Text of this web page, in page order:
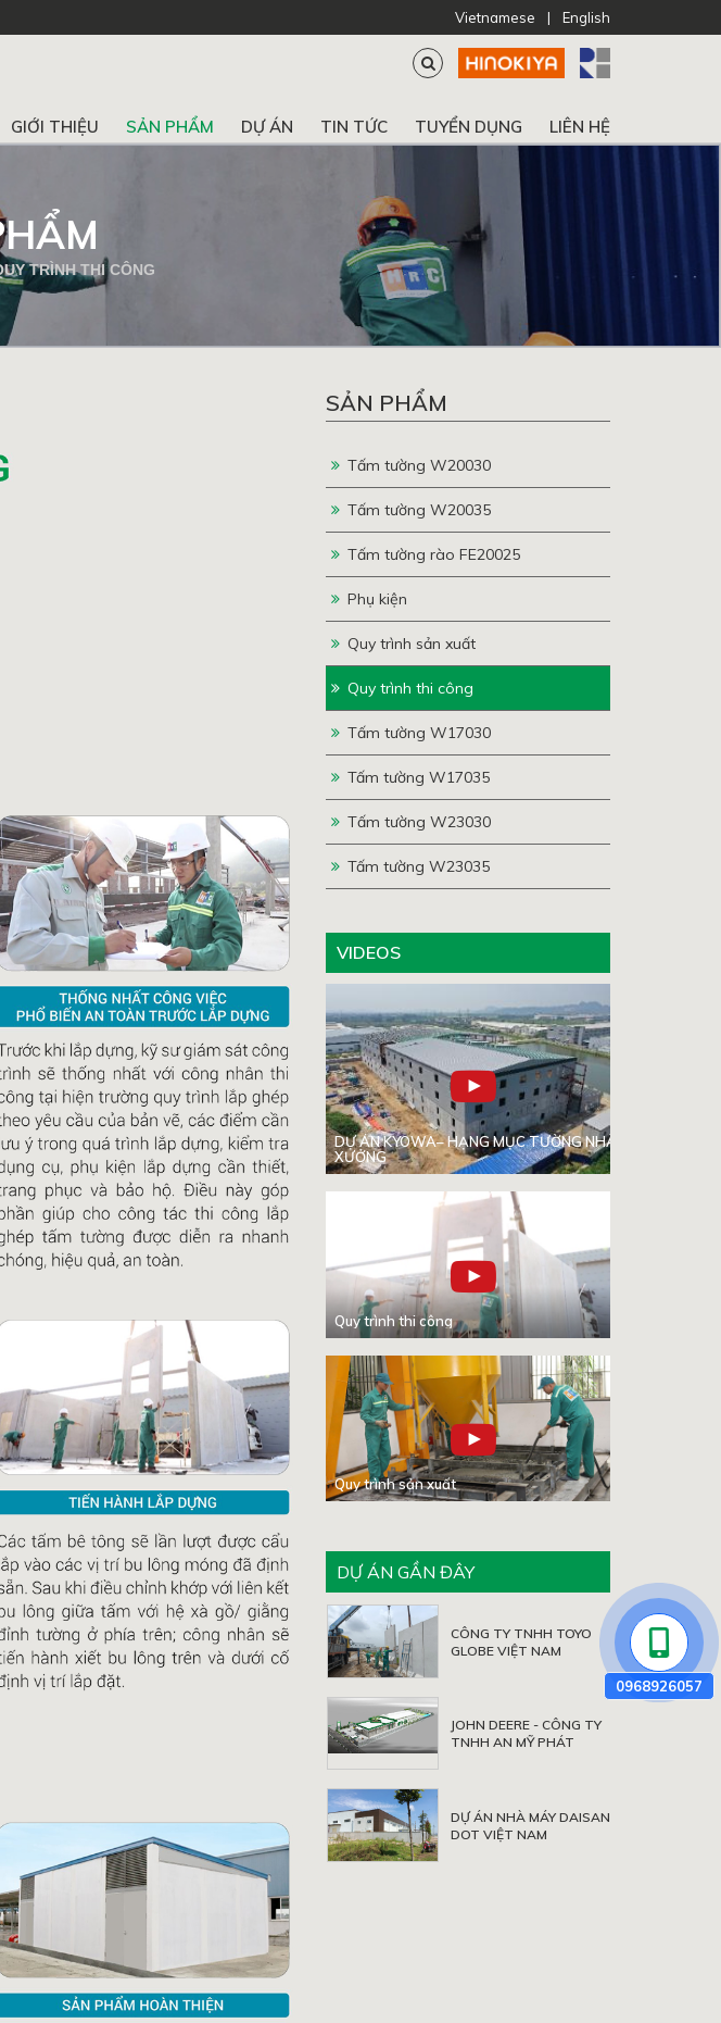
Vietnamese | English
GIỚI THIỆU SẢN PHẨM DỰ ÁN TIN TỨC TUYỂN DỤNG LIÊN HỆ
TRÌNH THI CÔNG
SẢN PHẨM
Tấm tường W20030
Tấm tường W20035
Tấm tường rào FE20025
Phụ kiện
Quy trình sản xuất
Quy trình thi công
Tấm tường W17030
Tấm tường W17035
Tấm tường W23030
Tấm tường W23035
VIDEOS
DỰ ÁN KYOWA– HẠNG MỤC TƯỜNG NHÀ
XƯỞNG
Quy trình thi công
Quy trình sản xuất
DỰ ÁN GẦN ĐÂY
CÔNG TY TNHH TOYO
GLOBE VIỆT NAM
JOHN DEERE - CÔNG TY
TNHH AN MỸ PHÁT
DỰ ÁN NHÀ MÁY DAISAN
DOT VIỆT NAM